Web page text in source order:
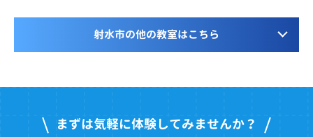
射水市の他の教室はこちら
まずは気軽に体験してみませんか？